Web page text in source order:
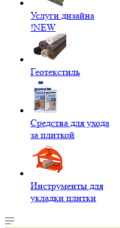
Услуги дизайна
!NEW
Геотекстиль
Средства для ухода
за плиткой
Инструменты для
укладки плитки